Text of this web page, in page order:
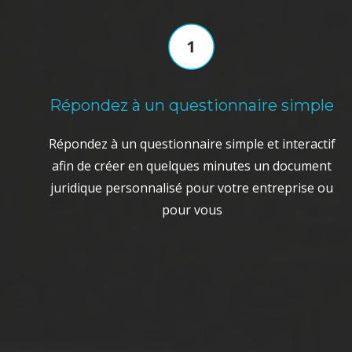
Répondez à un questionnaire simple
Répondez à un questionnaire simple et interactif
afin de créer en quelques minutes un document
juridique personnalisé pour votre entreprise ou
pour vous